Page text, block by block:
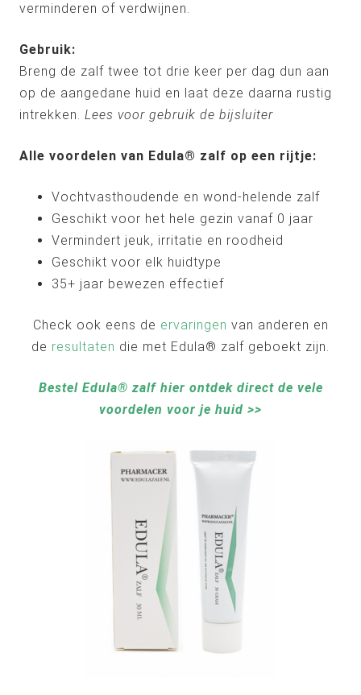
verminderen of verdwijnen.
Gebruik:
Breng de zalf twee tot drie keer per dag dun aan
op de aangedane huid en laat deze daarna rustig
intrekken. Lees voor gebruik de bijsluiter
Alle voordelen van Edula® zalf op een rijtje:
Vochtvasthoudende en wond-helende zalf
Geschikt voor het hele gezin vanaf 0 jaar
Vermindert jeuk, irritatie en roodheid
Geschikt voor elk huidtype
35+ jaar bewezen effectief
Check ook eens de ervaringen van anderen en
de resultaten die met Edula® zalf geboekt zijn.
Bestel Edula® zalf hier ontdek direct de vele
voordelen voor je huid >>